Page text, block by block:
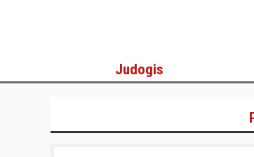
Judogis